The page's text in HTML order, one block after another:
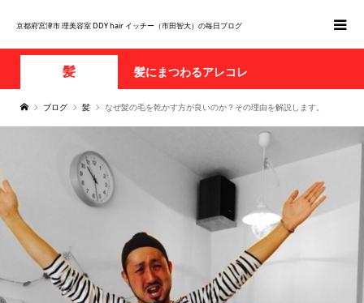
京都府宮津市 理美容室 DDY hair イッチー（市田智大）の毎日ブログ
髪 髪にまつわるアレコレ
ブログ 髪 なぜ髪の毛を乾かす方が良いのか？その理由を解説します。